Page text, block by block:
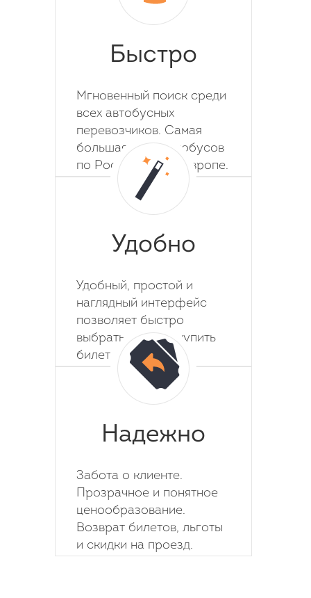
Быстро
Мгновенный поиск среди
всех автобусных
перевозчиков. Самая
большая база автобусов
по России, СНГ и Европе.
Удобно
Удобный, простой и
наглядный интерфейс
позволяет быстро
выбрать место и купить
билет на автобус.
Надежно
Забота о клиенте.
Прозрачное и понятное
ценообразование.
Возврат билетов, льготы
и скидки на проезд.